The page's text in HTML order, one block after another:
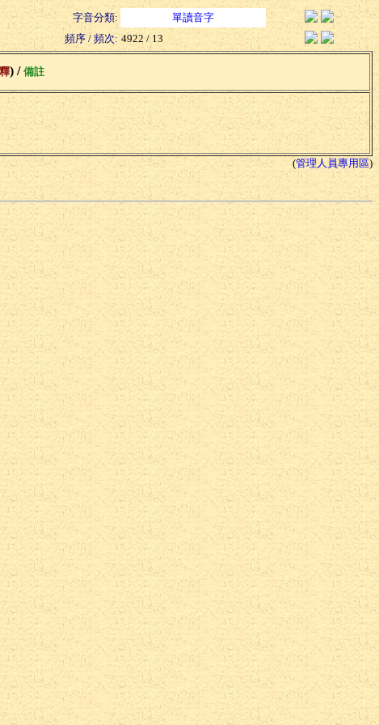
字音分類:
單讀音字
頻序 / 頻次: 4922 / 13
) / 備註
(管理人員專用區)